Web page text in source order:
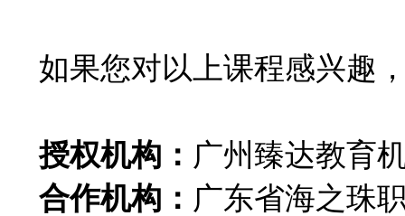
如果您对以上课程感兴趣
授权机构： 广州臻达教育
合作机构： 广东省海之珠